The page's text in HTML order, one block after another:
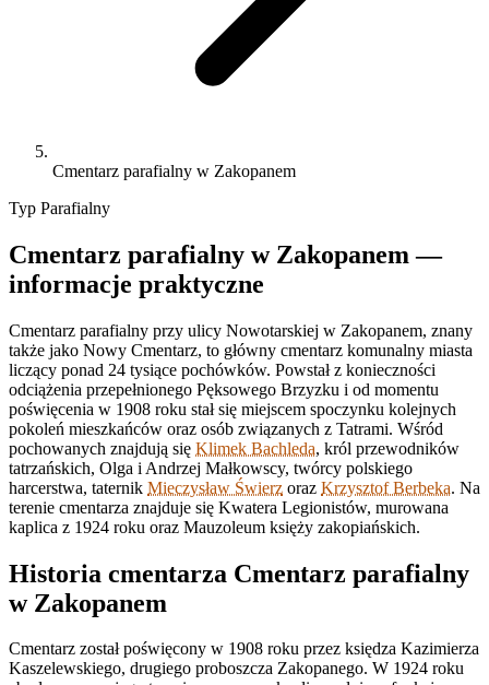
Cmentarz parafialny w Zakopanem
Typ Parafialny
Cmentarz parafialny w Zakopanem —
informacje praktyczne
Cmentarz parafialny przy ulicy Nowotarskiej w Zakopanem, znany
także jako Nowy Cmentarz, to główny cmentarz komunalny miasta
liczący ponad 24 tysiące pochówków. Powstał z konieczności
odciążenia przepełnionego Pęksowego Brzyzku i od momentu
poświęcenia w 1908 roku stał się miejscem spoczynku kolejnych
pokoleń mieszkańców oraz osób związanych z Tatrami. Wśród
pochowanych znajdują się Klimek Bachleda, król przewodników
tatrzańskich, Olga i Andrzej Małkowscy, twórcy polskiego
harcerstwa, taternik Mieczysław Świerz oraz Krzysztof Berbeka. Na
terenie cmentarza znajduje się Kwatera Legionistów, murowana
kaplica z 1924 roku oraz Mauzoleum księży zakopiańskich.
Historia cmentarza Cmentarz parafialny
w Zakopanem
Cmentarz został poświęcony w 1908 roku przez księdza Kazimierza
Kaszelewskiego, drugiego proboszcza Zakopanego. W 1924 roku